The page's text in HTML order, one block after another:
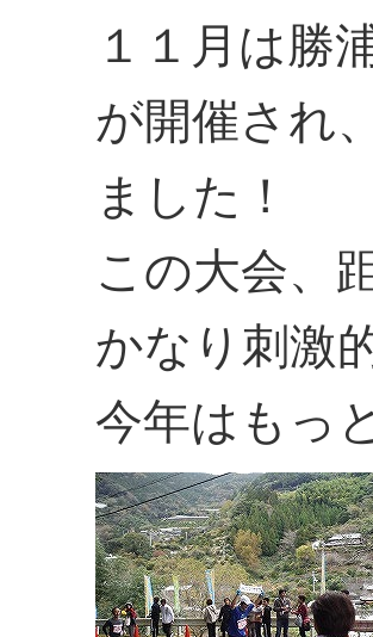
１１月は勝
が開催され
ました！
この大会、
かなり刺激
今年はもっ